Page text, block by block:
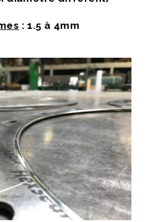
: 1.5 à 4mm